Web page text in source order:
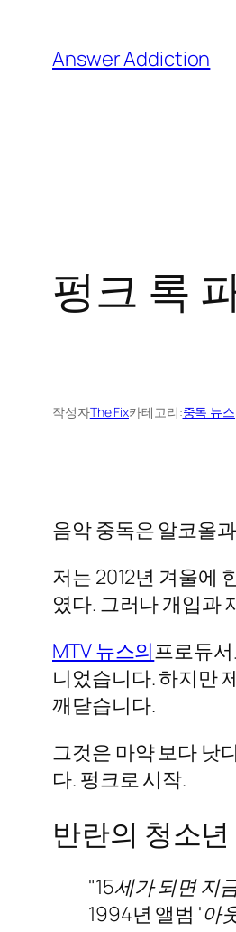
Answer Addiction
펑크 록
작성자The Fix카테고리:중독 뉴스
음악 중독은 알코올
저는 2012년 겨울에
였다. 그러나 개입과
MTV 뉴스의프로듀
니었습니다. 하지만
깨닫습니다.
그것은 마약 보다 낫
다. 펑크로 시작.
반란의 청소년
"15세가 되면 지
1994년 앨범 '아